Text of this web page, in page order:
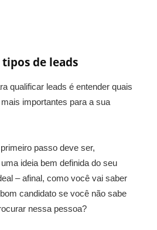
de leads
qualificar leads é entender quais
importantes para a sua
passo deve ser,
ideia bem definida do seu
– afinal, como você vai saber
candidato se você não sabe
nessa pessoa?